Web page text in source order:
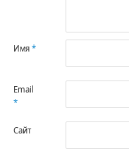
Имя *
Email
*
Сайт